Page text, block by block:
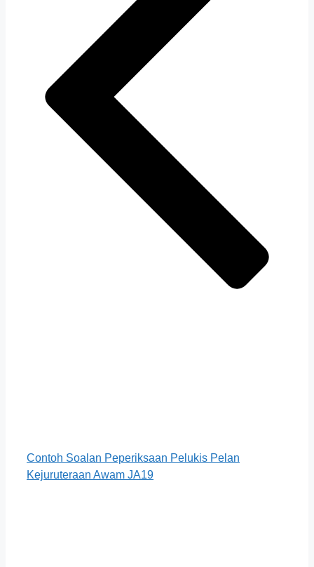
Contoh Soalan Peperiksaan Pelukis Pelan
Kejuruteraan Awam JA19